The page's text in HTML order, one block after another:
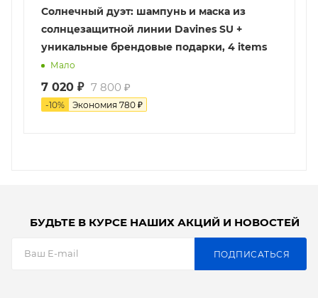
Солнечный дуэт: шампунь и маска из
солнцезащитной линии Davines SU +
уникальные брендовые подарки, 4 items
Мало
7 020 ₽ 7 800 ₽
-10% Экономия 780 ₽
БУДЬТЕ В КУРСЕ НАШИХ АКЦИЙ И НОВОСТЕЙ
ПОДПИСАТЬСЯ